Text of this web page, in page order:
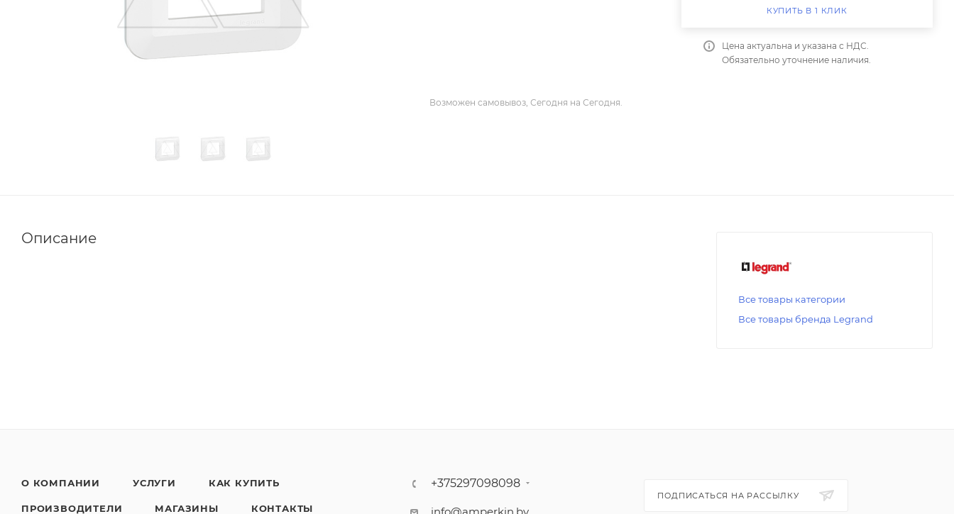
КУПИТЬ В 1 КЛИК
Цена актуальна и указана с НДС.
Обязательно уточнение наличия.
Возможен самовывоз, Сегодня на Сегодня.
Описание
Все товары категории
Все товары бренда Legrand
О КОМПАНИИ УСЛУГИ КАК КУПИТЬ
ПРОИЗВОДИТЕЛИ МАГАЗИНЫ КОНТАКТЫ
+375297098098
ПОДПИСАТЬСЯ НА РАССЫЛКУ